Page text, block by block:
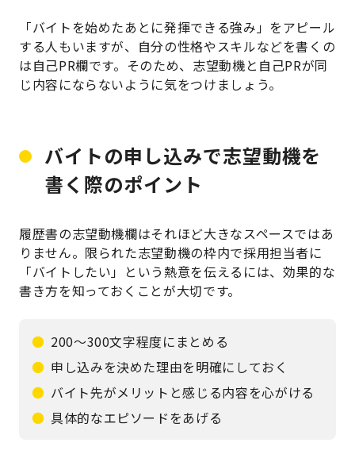
「バイトを始めたあとに発揮できる強み」をアピール
する人もいますが、自分の性格やスキルなどを書くの
は自己PR欄です。そのため、志望動機と自己PRが同
じ内容にならないように気をつけましょう。
バイトの申し込みで志望動機を
書く際のポイント
履歴書の志望動機欄はそれほど大きなスペースではあ
りません。限られた志望動機の枠内で採用担当者に
「バイトしたい」という熱意を伝えるには、効果的な
書き方を知っておくことが大切です。
200～300文字程度にまとめる
申し込みを決めた理由を明確にしておく
バイト先がメリットと感じる内容を心がける
具体的なエピソードをあげる